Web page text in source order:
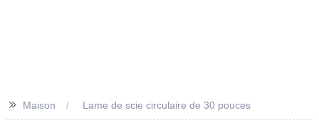
>> Maison Lame de scie circulaire de 30 pouces